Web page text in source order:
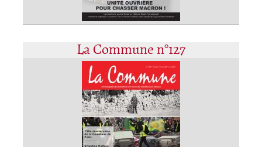
La Commune n°127